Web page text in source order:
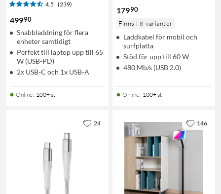
4.5 (239)
49990
Snabbladdning för flera
enheter samtidigt
Perfekt till laptop upp till 65
W (USB-PD)
2x USB-C och 1x USB-A
Online: 100+ st
17990
Finns i 8 varianter
Laddkabel för mobil och
surfplatta
Stöd för upp till 60 W
480 Mb/s (USB 2.0)
Online: 100+ st
24 146